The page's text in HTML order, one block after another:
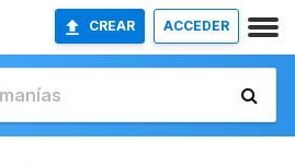
CREAR ACCEDER